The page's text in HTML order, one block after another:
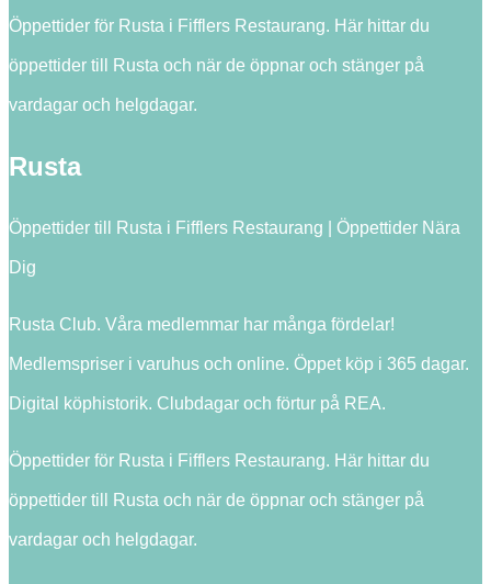
Öppettider för Rusta i Fifflers Restaurang. Här hittar du
öppettider till Rusta och när de öppnar och stänger på
vardagar och helgdagar.
Rusta
Öppettider till Rusta i Fifflers Restaurang | Öppettider Nära
Dig
Rusta Club. Våra medlemmar har många fördelar!
Medlemspriser i varuhus och online. Öppet köp i 365 dagar.
Digital köphistorik. Clubdagar och förtur på REA.
Öppettider för Rusta i Fifflers Restaurang. Här hittar du
öppettider till Rusta och när de öppnar och stänger på
vardagar och helgdagar.